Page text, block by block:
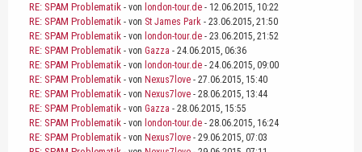
RE: SPAM Problematik - von london-tour.de - 12.06.2015, 10:22
RE: SPAM Problematik - von St James Park - 23.06.2015, 21:50
RE: SPAM Problematik - von london-tour.de - 23.06.2015, 21:52
RE: SPAM Problematik - von Gazza - 24.06.2015, 06:36
RE: SPAM Problematik - von london-tour.de - 24.06.2015, 09:00
RE: SPAM Problematik - von Nexus7love - 27.06.2015, 15:40
RE: SPAM Problematik - von Nexus7love - 28.06.2015, 13:44
RE: SPAM Problematik - von Gazza - 28.06.2015, 15:55
RE: SPAM Problematik - von london-tour.de - 28.06.2015, 16:24
RE: SPAM Problematik - von Nexus7love - 29.06.2015, 07:03